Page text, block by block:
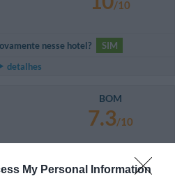
My Personal Information
/10
nesse hotel?
SIM
detalhes
BOM
7.3/10
pracować z internetem za